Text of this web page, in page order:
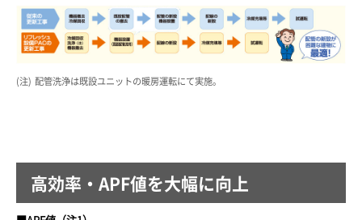
配管洗浄は既設ユニットの暖房運転にて実施。
高効率・APF値を大幅に向上